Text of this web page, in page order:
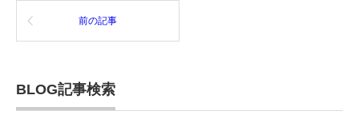
前の記事
BLOG記事検索